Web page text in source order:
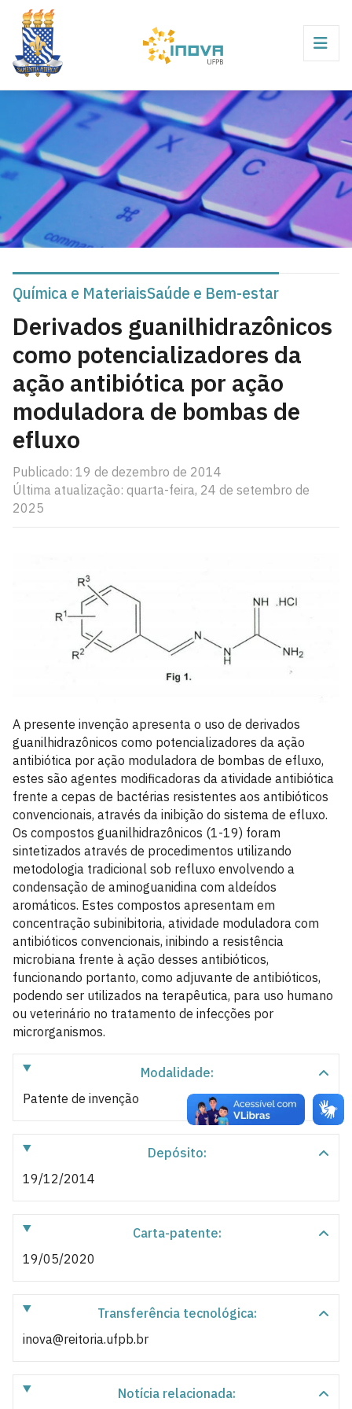
Química e MateriaisSaúde e Bem-estar
Derivados guanilhidrazônicos
como potencializadores da
ação antibiótica por ação
moduladora de bombas de
efluxo
Publicado: 19 de dezembro de 2014
Última atualização: quarta-feira, 24 de setembro de
2025
A presente invenção apresenta o uso de derivados
guanilhidrazônicos como potencializadores da ação
antibiótica por ação moduladora de bombas de efluxo,
estes são agentes modificadoras da atividade antibiótica
frente a cepas de bactérias resistentes aos antibióticos
convencionais, através da inibição do sistema de efluxo.
Os compostos guanilhidrazônicos (1-19) foram
sintetizados através de procedimentos utilizando
metodologia tradicional sob refluxo envolvendo a
condensação de aminoguanidina com aldeídos
aromáticos. Estes compostos apresentam em
concentração subinibitoria, atividade moduladora com
antibióticos convencionais, inibindo a resistência
microbiana frente à ação desses antibióticos,
funcionando portanto, como adjuvante de antibióticos,
podendo ser utilizados na terapêutica, para uso humano
ou veterinário no tratamento de infecções por
microrganismos.
Modalidade:
Patente de invenção
Depósito:
19/12/2014
Carta-patente:
19/05/2020
Transferência tecnológica:
inova@reitoria.ufpb.br
Notícia relacionada: